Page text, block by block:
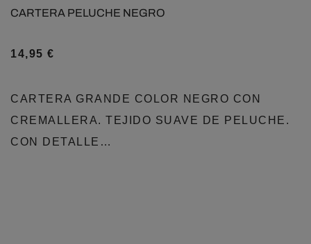
CARTERA PELUCHE NEGRO
14,95 €
CARTERA GRANDE COLOR NEGRO CON
CREMALLERA. TEJIDO SUAVE DE PELUCHE.
CON DETALLE…